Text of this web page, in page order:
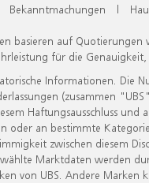
Bekanntmachungen |
basieren auf
für die
Informationen. Die
(zusammen
Haftungsausschluss
oder an bestimmte
zwischen diesem
Marktdaten werden
von UBS. Andere Marken